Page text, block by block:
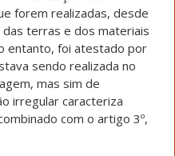
forem realizadas, desde
das terras e dos materiais
entanto, foi atestado por
sendo realizada no
mas sim de
irregular caracteriza
com o artigo 3º,